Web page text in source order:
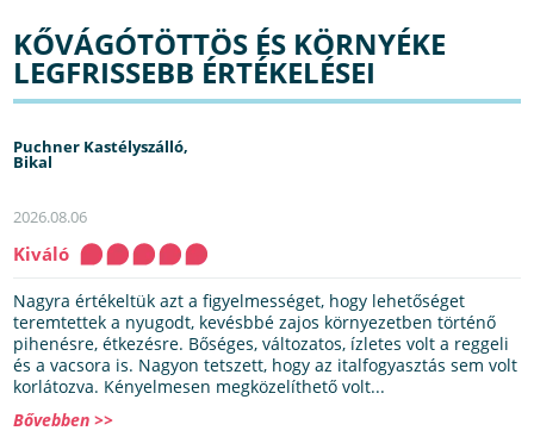
KŐVÁGÓTÖTTÖS ÉS KÖRNYÉKE
LEGFRISSEBB ÉRTÉKELÉSEI
Puchner Kastélyszálló,
Bikal
2026.08.06
Kiváló
Nagyra értékeltük azt a figyelmességet, hogy lehetőséget
teremtettek a nyugodt, kevésbbé zajos környezetben történő
pihenésre, étkezésre. Bőséges, változatos, ízletes volt a reggeli
és a vacsora is. Nagyon tetszett, hogy az italfogyasztás sem volt
korlátozva. Kényelmesen megközelíthető volt...
Bővebben >>